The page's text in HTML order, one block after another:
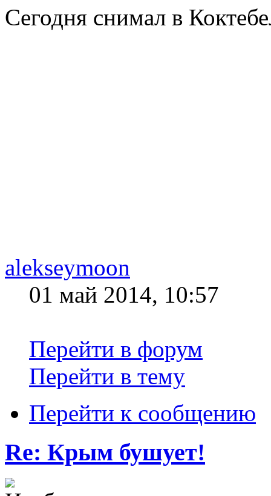
Сегодня снимал в
alekseymoon
01 май 2014, 10:57
Перейти в форум
Перейти в тему
Перейти к сообщению
Re: Крым бушует!